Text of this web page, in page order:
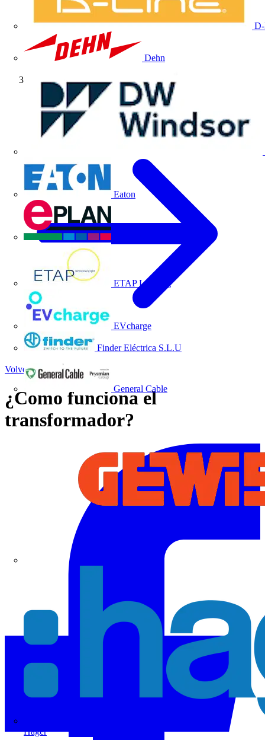
Dehn
Eaton
ETAP Lighting
EVcharge
Finder Eléctrica S.L.U
General Cable
Hager
Producto
Volver a Noticias
¿Como funciona el
transformador?